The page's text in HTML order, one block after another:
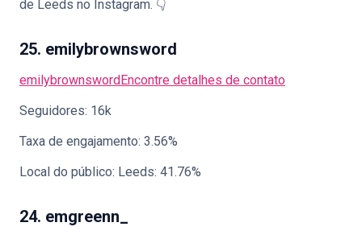
de Leeds no Instagram. 👇
25. emilybrownsword
emilybrownswordEncontre detalhes de contato
Seguidores: 16k
Taxa de engajamento: 3.56%
Local do público: Leeds: 41.76%
24. emgreenn_